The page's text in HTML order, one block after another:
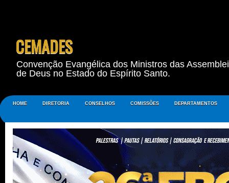
CEMADES
Convenção Evangélica dos Ministros das
de Deus no Estado do Espírito Santo.
HOME DIRETORIA CONSELHOS COMISSÕES DEPARTAMENTOS